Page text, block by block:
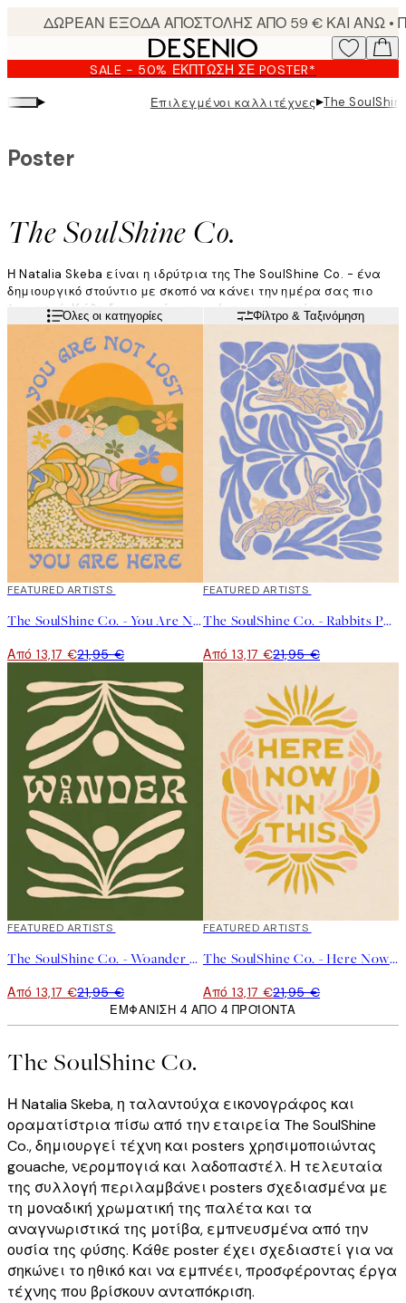
content.
SALE - 50% ΈΚΠΤΩΣΗ ΣΕ POSTER*
▸ Επιλεγμένοι καλλιτέχνες▸The
The SoulShine Co.
Poster
Η Natalia Skeba είναι η ιδρύτρια της The SoulShine Co. - ένα
δημιουργικό στούντιο με σκοπό να κάνει την ημέρα σας πιο
λαμπερή. Κάθε δημιουργία της φέρει το στοιχείο της
προσωπικής προσήλωσης, χρησιμοποιώντας τεχνικές όπως η
gouache, οι ακουαρέλες και τα λαδοπαστέλ.
Διαβάστε περισσότερα
Όλες οι κατηγορίες Φίλτρο & Ταξινόμηση
40%*
FEATURED ARTISTS
The SoulShine Co. - You Are Not Lost Poster
Από 13,17 €21,95 €
40%*
FEATURED ARTISTS
The SoulShine Co. - Rabbits Poster
Από 13,17 €21,95 €
40%*
FEATURED ARTISTS
The SoulShine Co. - Woander Olive Poster
Από 13,17 €21,95 €
40%*
FEATURED ARTISTS
The SoulShine Co. - Here Now In This Poster
Από 13,17 €21,95 €
ΕΜΦΆΝΙΣΗ 4 ΑΠΌ 4 ΠΡΟΪΌΝΤΑ
The SoulShine Co.
Η Natalia Skeba, η ταλαντούχα εικονογράφος και
οραματίστρια πίσω από την εταιρεία The SoulShine
Co., δημιουργεί τέχνη και posters χρησιμοποιώντας
gouache, νερομπογιά και λαδοπαστέλ. Η τελευταία
της συλλογή περιλαμβάνει posters σχεδιασμένα με
τη μοναδική χρωματική της παλέτα και τα
αναγνωριστικά της μοτίβα, εμπνευσμένα από την
ουσία της φύσης. Κάθε poster έχει σχεδιαστεί για να
σηκώνει το ηθικό και να εμπνέει, προσφέροντας έργα
τέχνης που βρίσκουν ανταπόκριση.